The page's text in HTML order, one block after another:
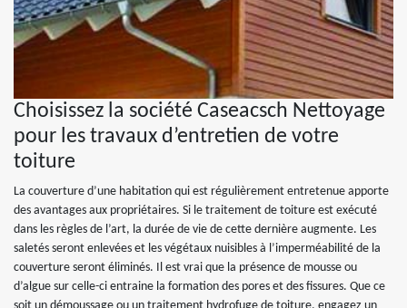
Choisissez la société Caseacsch Nettoyage
pour les travaux d’entretien de votre
toiture
La couverture d’une habitation qui est régulièrement entretenue apporte
des avantages aux propriétaires. Si le traitement de toiture est exécuté
dans les règles de l’art, la durée de vie de cette dernière augmente. Les
saletés seront enlevées et les végétaux nuisibles à l’imperméabilité de la
couverture seront éliminés. Il est vrai que la présence de mousse ou
d’algue sur celle-ci entraine la formation des pores et des fissures. Que ce